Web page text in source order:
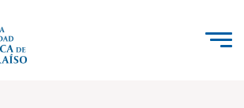
al contenido